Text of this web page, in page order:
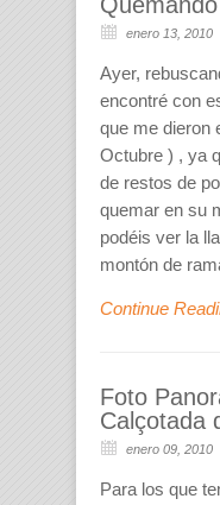
enero 13, 2010
Ayer,
encontré con
que me dieron
Octubre ) , ya
de restos de
quemar en su
podéis ver la
montón de
Continue
Foto
Calçotada
enero 09, 2010
Para los que